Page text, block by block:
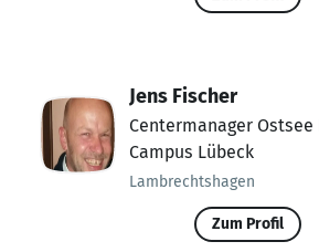
Jens Fischer
Centermanager Ostsee
Campus Lübeck
Lambrechtshagen
Zum Profil